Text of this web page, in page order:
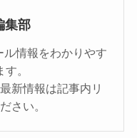
集部
情報をわかりやす
。
新情報は記事内リ
さい。